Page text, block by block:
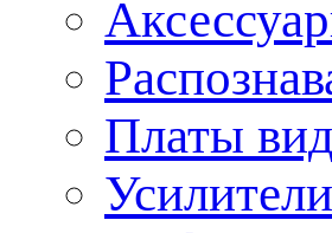
Платы